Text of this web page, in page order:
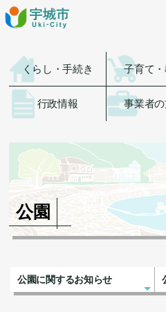
くらし・手続き 子育て
行政情報 事業者
公園
公園に関するお知らせ